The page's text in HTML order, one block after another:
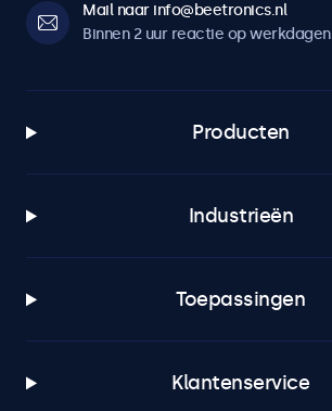
Mail naar info@beetronics.nl
Binnen 2 uur reactie op werkdagen
Producten
Industrieën
Toepassingen
Klantenservice